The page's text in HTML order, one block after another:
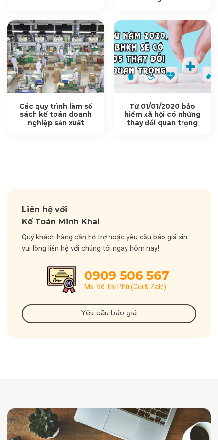
Các quy trình làm sổ
sách kế toán doanh
nghiệp sản xuất
Từ 01/01/2020 bảo
hiểm xã hội có những
thay đổi quan trọng
Liên hệ với
Kế Toán Minh Khai
Quý khách hàng cần hỗ trợ hoặc yêu cầu báo giá xin
vui lòng liên hệ với chúng tôi ngay hôm nay!
0909 506 567
Ms. Võ Thị Phú (Gọi & Zalo)
Yêu cầu báo giá